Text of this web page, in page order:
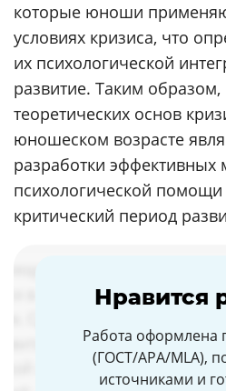
которые юноши
условиях кризиса, что
их психологической
развитие. Таким
теоретических основ
юношеском возрасте
разработки эффективных
психологической помощи
критический период
Нравится
Работа оформлена
(ГОСТ/APA/MLA),
источниками и